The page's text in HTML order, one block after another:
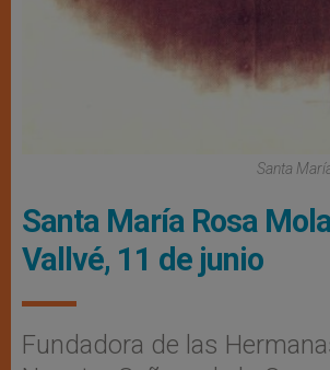
Santa
Santa María Rosa
Vallvé, 11 de junio
Fundadora de las